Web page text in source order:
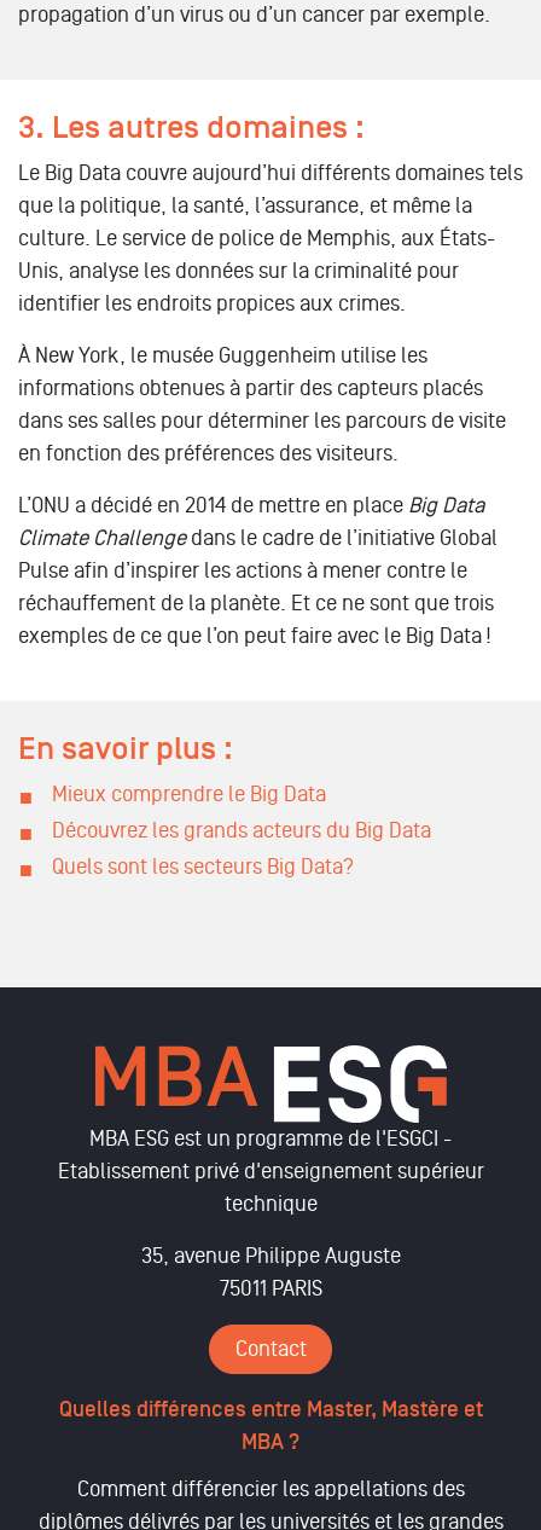
propagation d’un virus ou d’un cancer par exemple.
3. Les autres domaines :
Le Big Data couvre aujourd’hui différents domaines tels
que la politique, la santé, l’assurance, et même la
culture. Le service de police de Memphis, aux États-
Unis, analyse les données sur la criminalité pour
identifier les endroits propices aux crimes.
À New York, le musée Guggenheim utilise les
informations obtenues à partir des capteurs placés
dans ses salles pour déterminer les parcours de visite
en fonction des préférences des visiteurs.
L’ONU a décidé en 2014 de mettre en place Big Data
Climate Challengedans le cadre de l’initiative Global
Pulse afin d’inspirer les actions à mener contre le
réchauffement de la planète. Et ce ne sont que trois
exemples de ce que l’on peut faire avec le Big Data !
En savoir plus :
Mieux comprendre le Big Data
Découvrez les grands acteurs du Big Data
Quels sont les secteurs Big Data?
MBA ESG est un programme de l'ESGCI -
Etablissement privé d'enseignement supérieur
technique
35, avenue Philippe Auguste
75011 PARIS
Contact
Quelles différences entre Master, Mastère et
MBA ?
Comment différencier les appellations des
diplômes délivrés par les universités et les grandes